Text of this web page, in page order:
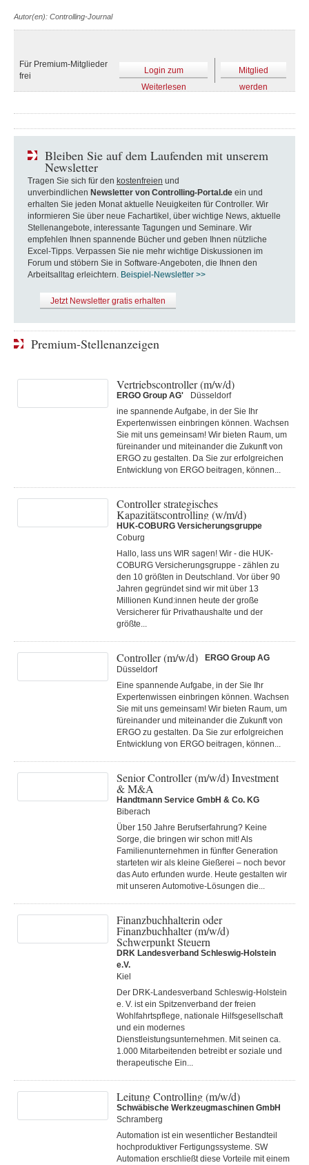
Autor(en): Controlling-Journal
Für Premium-Mitglieder
frei
Login zum
Weiterlesen
Mitglied
werden
Bleiben Sie auf dem Laufenden mit unserem
Newsletter
Tragen Sie sich für den kostenfreien und
unverbindlichen Newsletter von Controlling-Portal.de ein und
erhalten Sie jeden Monat aktuelle Neuigkeiten für Controller. Wir
informieren Sie über neue Fachartikel, über wichtige News, aktuelle
Stellenangebote, interessante Tagungen und Seminare. Wir
empfehlen Ihnen spannende Bücher und geben Ihnen nützliche
Excel-Tipps. Verpassen Sie nie mehr wichtige Diskussionen im
Forum und stöbern Sie in Software-Angeboten, die Ihnen den
Arbeitsalltag erleichtern. Beispiel-Newsletter >>
Jetzt Newsletter gratis erhalten
Premium-Stellenanzeigen
Vertriebscontroller (m/w/d)
ERGO Group AG'
Düsseldorf
ine spannende Aufgabe, in der Sie Ihr
Expertenwissen einbringen können. Wachsen
Sie mit uns gemeinsam! Wir bieten Raum, um
füreinander und miteinander die Zukunft von
ERGO zu gestalten. Da Sie zur erfolgreichen
Entwicklung von ERGO beitragen, können...
Controller strategisches
Kapazitätscontrolling (w/m/d)
HUK-COBURG Versicherungsgruppe
Coburg
Hallo, lass uns WIR sagen! Wir - die HUK-
COBURG Versicherungsgruppe - zählen zu
den 10 größten in Deutschland. Vor über 90
Jahren gegründet sind wir mit über 13
Millionen Kund:innen heute der große
Versicherer für Privathaushalte und der
größte...
Controller (m/w/d)
ERGO Group AG
Düsseldorf
Eine spannende Aufgabe, in der Sie Ihr
Expertenwissen einbringen können. Wachsen
Sie mit uns gemeinsam! Wir bieten Raum, um
füreinander und miteinander die Zukunft von
ERGO zu gestalten. Da Sie zur erfolgreichen
Entwicklung von ERGO beitragen, können...
Senior Controller (m/w/d) Investment
& M&A
Handtmann Service GmbH & Co. KG
Biberach
Über 150 Jahre Berufserfahrung? Keine
Sorge, die bringen wir schon mit! Als
Familienunternehmen in fünfter Generation
starteten wir als kleine Gießerei – noch bevor
das Auto erfunden wurde. Heute gestalten wir
mit unseren Automotive-Lösungen die...
Finanzbuchhalterin oder
Finanzbuchhalter (m/w/d)
Schwerpunkt Steuern
DRK Landesverband Schleswig-Holstein
e.V.
Kiel
Der DRK-Landesverband Schleswig-Holstein
e. V. ist ein Spitzenverband der freien
Wohlfahrtspflege, nationale Hilfsgesellschaft
und ein modernes
Dienstleistungsunternehmen. Mit seinen ca.
1.000 Mitarbeitenden betreibt er soziale und
therapeutische Ein...
Leitung Controlling (m/w/d)
Schwäbische Werkzeugmaschinen GmbH
Schramberg
Automation ist ein wesentlicher Bestandteil
hochproduktiver Fertigungssysteme. SW
Automation erschließt diese Vorteile mit einem